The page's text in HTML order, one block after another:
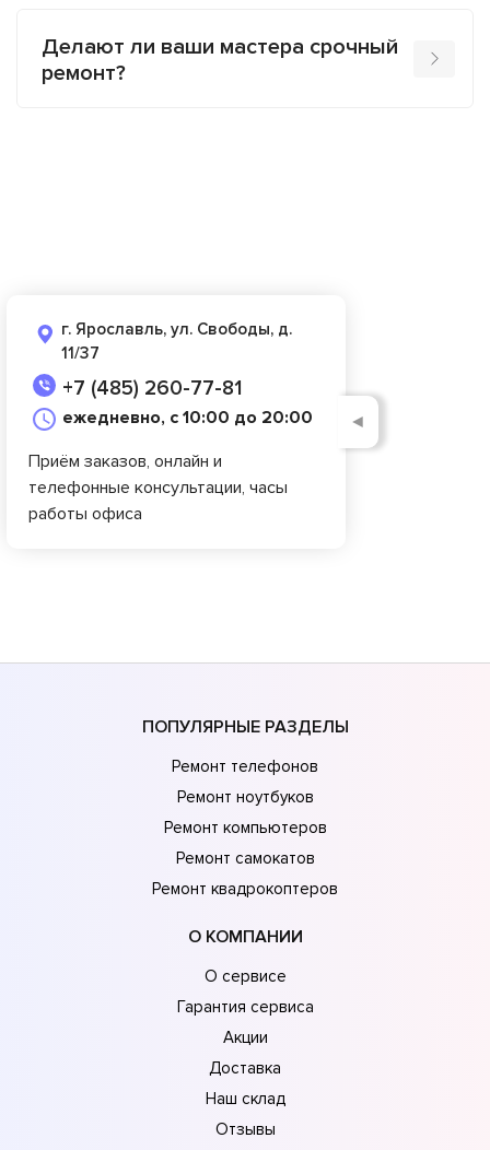
Делают ли ваши мастера срочный
ремонт?
г. Ярославль, ул. Свободы, д.
11/37
+7 (485) 260-77-81
ежедневно, с 10:00 до 20:00
Приём заказов, онлайн и
телефонные консультации, часы
работы офиса
◄
ПОПУЛЯРНЫЕ РАЗДЕЛЫ
Ремонт телефонов
Ремонт ноутбуков
Ремонт компьютеров
Ремонт самокатов
Ремонт квадрокоптеров
О КОМПАНИИ
О сервисе
Гарантия сервиса
Акции
Доставка
Наш склад
Отзывы